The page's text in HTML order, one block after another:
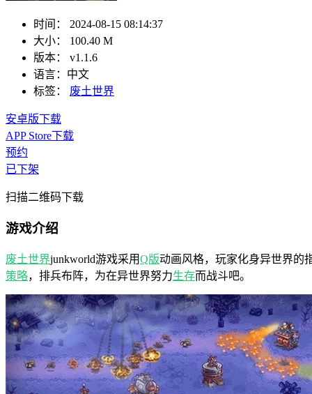
时间：
2024-08-15 08:14:37
大小：
100.40 M
版本：
v1.1.6
语言： 中文
标签：
废土世界
安卓版下载
APP Store下载
预约
已下架
扫描二维码下载
游戏介绍
废土世界junkworld游戏采用Q版动画风格，玩家化身异世界的
策略，排兵布阵，为在异世界努力生存而战斗吧。